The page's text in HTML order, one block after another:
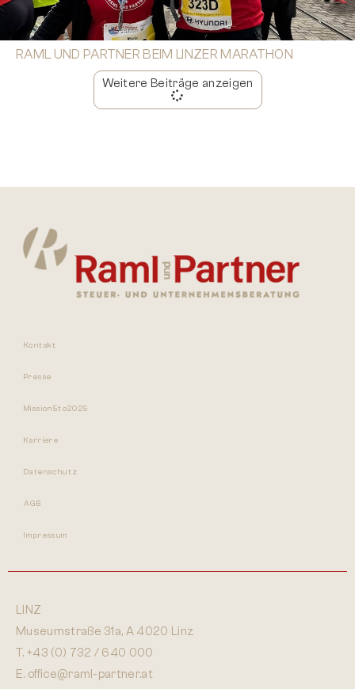
RAML UND PARTNER BEIM LINZER MARATHON
Weitere Beiträge anzeigen
Kontakt
Presse
Mission5to2025
Karriere
Datenschutz
AGB
Impressum
LINZ
Museumstraße 31a, A 4020 Linz
T. +43 (0) 732 / 640 000
E. office@raml-partner.at